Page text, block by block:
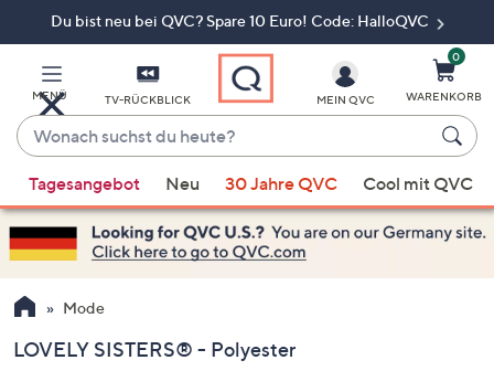
Du bist neu bei QVC? Spare 10 Euro! Code: HalloQVC
MENÜ TV-RÜCKBLICK
Wonach
suchst
du
heute?
Vorschläge
verfügbar
sind,
verwenden
Sie
Pfeiltasten
MEIN QVC
0
WARENKORB
Tagesangebot Neu 30 Jahre QVC Cool mit QVC
Mode
LOVELY SISTERS® - Polyester